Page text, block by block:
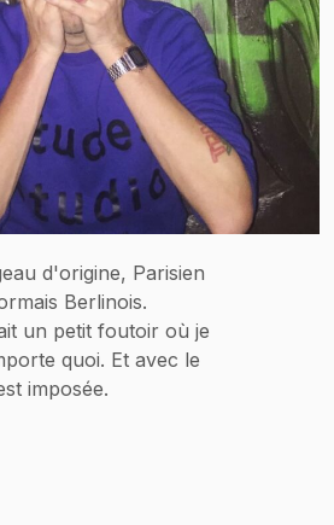
d'origine, Parisien
Berlinois.
un petit foutoir où je
quoi. Et avec le
imposée.